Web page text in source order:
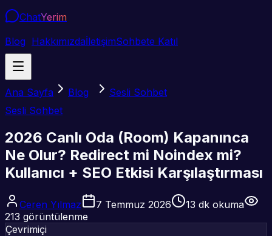
ChatYerim
Blog HakkımızdaİletişimSohbete Katıl
Ana Sayfa Blog
Sesli Sohbet
Sesli Sohbet
2026 Canlı Oda (Room) Kapanınca
Ne Olur? Redirect mi Noindex mi?
Kullanıcı + SEO Etkisi Karşılaştırması
Ceren Yılmaz 7 Temmuz 2026 13 dk okuma
213 görüntülenme
Çevrimiçi